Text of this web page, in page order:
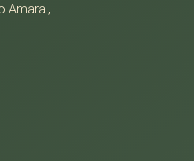
Amaral,